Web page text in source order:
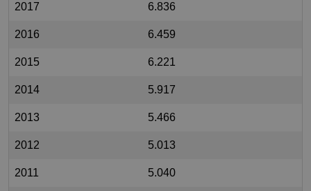
2017 6.836
2016 6.459
2015 6.221
2014 5.917
2013 5.466
2012 5.013
2011 5.040